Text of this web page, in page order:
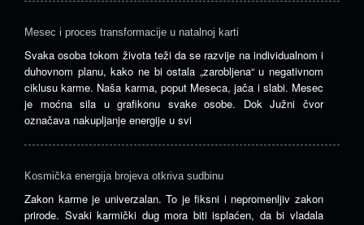
Mesec i proces transformacije u natalnoj karti
Svaka osoba tokom života teži da se razvije na individualnom i
duhovnom planu, kako ne bi ostala „zarobljena“ u negativnom
ciklusu karme. Naša karma, poput Meseca, jača i slabi. Mesec
je moćna sila u grafikonu svake osobe. Dok Južni čvor
označava nakupljanje energije u svi
Kosmička energija brojeva otkriva sudbinu
Zakon karme je univerzalan. To je fiksni i nepromenljiv zakon
prirode. Svaki karmički dug mora biti isplaćen, da bi vladala